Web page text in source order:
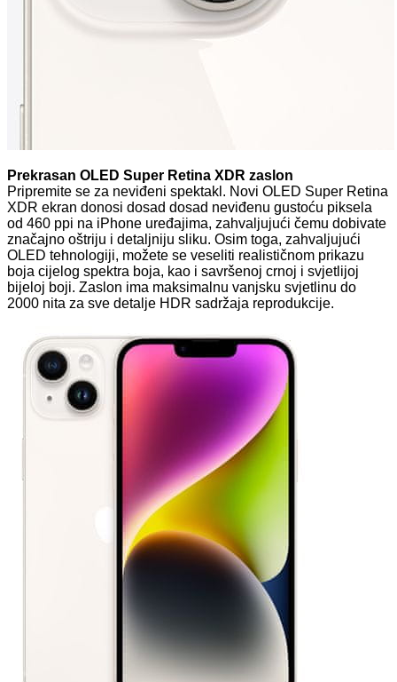
Prekrasan OLED Super Retina XDR zaslon
Pripremite se za neviđeni spektakl. Novi OLED Super Retina
XDR ekran donosi dosad dosad neviđenu gustoću piksela
od 460 ppi na iPhone uređajima, zahvaljujući čemu dobivate
značajno oštriju i detaljniju sliku. Osim toga, zahvaljujući
OLED tehnologiji, možete se veseliti realističnom prikazu
boja cijelog spektra boja, kao i savršenoj crnoj i svjetlijoj
bijeloj boji. Zaslon ima maksimalnu vanjsku svjetlinu do
2000 nita za sve detalje HDR sadržaja reprodukcije.